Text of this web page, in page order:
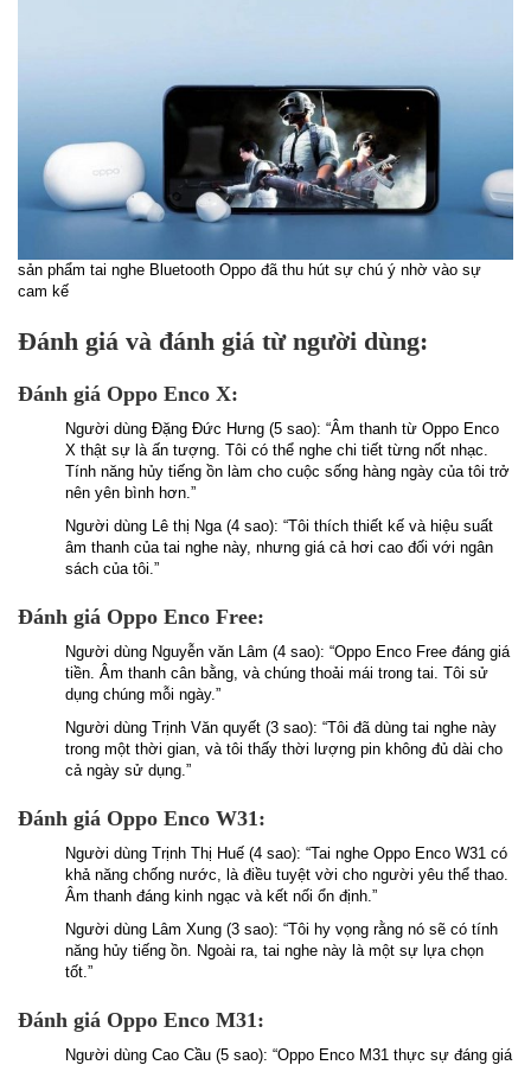
sản phẩm tai nghe Bluetooth Oppo đã thu hút sự chú ý nhờ vào sự
cam kế
Đánh giá và đánh giá từ người dùng:
Đánh giá Oppo Enco X:
Người dùng Đặng Đức Hưng (5 sao): “Âm thanh từ Oppo Enco
X thật sự là ấn tượng. Tôi có thể nghe chi tiết từng nốt nhạc.
Tính năng hủy tiếng ồn làm cho cuộc sống hàng ngày của tôi trở
nên yên bình hơn.”
Người dùng Lê thị Nga (4 sao): “Tôi thích thiết kế và hiệu suất
âm thanh của tai nghe này, nhưng giá cả hơi cao đối với ngân
sách của tôi.”
Đánh giá Oppo Enco Free:
Người dùng Nguyễn văn Lâm (4 sao): “Oppo Enco Free đáng giá
tiền. Âm thanh cân bằng, và chúng thoải mái trong tai. Tôi sử
dụng chúng mỗi ngày.”
Người dùng Trịnh Văn quyết (3 sao): “Tôi đã dùng tai nghe này
trong một thời gian, và tôi thấy thời lượng pin không đủ dài cho
cả ngày sử dụng.”
Đánh giá Oppo Enco W31:
Người dùng Trịnh Thị Huế (4 sao): “Tai nghe Oppo Enco W31 có
khả năng chống nước, là điều tuyệt vời cho người yêu thể thao.
Âm thanh đáng kinh ngạc và kết nối ổn định.”
Người dùng Lâm Xung (3 sao): “Tôi hy vọng rằng nó sẽ có tính
năng hủy tiếng ồn. Ngoài ra, tai nghe này là một sự lựa chọn
tốt.”
Đánh giá Oppo Enco M31:
Người dùng Cao Cầu (5 sao): “Oppo Enco M31 thực sự đáng giá